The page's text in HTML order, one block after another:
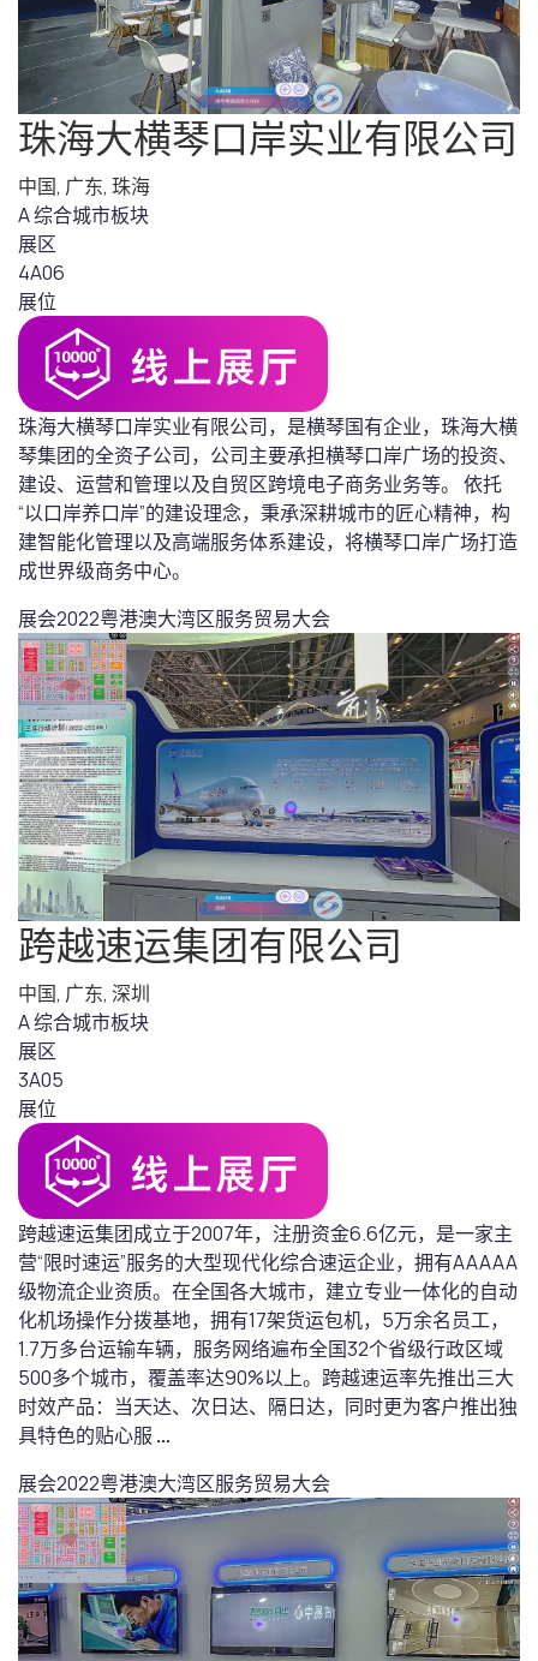
珠海大横琴口岸实业有限公司
中国, 广东, 珠海
A 综合城市板块
展区
4A06
展位
珠海大横琴口岸实业有限公司，是横琴国有企业，珠海大横
琴集团的全资子公司，公司主要承担横琴口岸广场的投资、
建设、运营和管理以及自贸区跨境电子商务业务等。 依托
“以口岸养口岸”的建设理念，秉承深耕城市的匠心精神，构
建智能化管理以及高端服务体系建设，将横琴口岸广场打造
成世界级商务中心。
展会2022粤港澳大湾区服务贸易大会
跨越速运集团有限公司
中国, 广东, 深圳
A 综合城市板块
展区
3A05
展位
跨越速运集团成立于2007年，注册资金6.6亿元，是一家主
营“限时速运”服务的大型现代化综合速运企业，拥有AAAAA
级物流企业资质。在全国各大城市，建立专业一体化的自动
化机场操作分拨基地，拥有17架货运包机，5万余名员工，
1.7万多台运输车辆，服务网络遍布全国32个省级行政区域
500多个城市，覆盖率达90%以上。跨越速运率先推出三大
时效产品：当天达、次日达、隔日达，同时更为客户推出独
具特色的贴心服 ...
展会2022粤港澳大湾区服务贸易大会